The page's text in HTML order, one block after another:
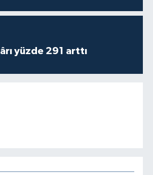
yüzde 291 arttı